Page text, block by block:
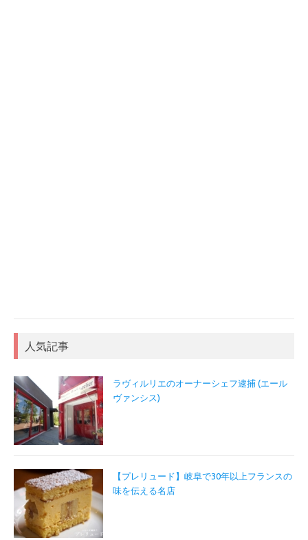
人気記事
ラヴィルリエのオーナーシェフ逮捕 (エール
ヴァンシス)
【プレリュード】岐阜で30年以上フランスの
味を伝える名店